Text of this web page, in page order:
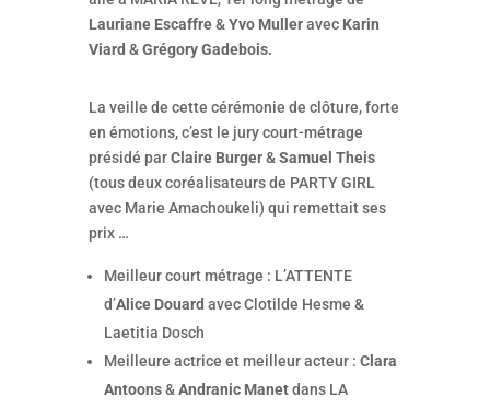
Lauriane Escaffre&Yvo MulleravecKarin
Viard &Grégory Gadebois.
La veille de cette cérémonie de clôture, forte
en émotions, c’est le jury court-métrage
présidé parClaire Burger&Samuel Theis
(tous deux coréalisateurs de PARTY GIRL
avec Marie Amachoukeli) qui remettait ses
prix …
Meilleur court métrage : L’ATTENTE
d’Alice Douard avec Clotilde Hesme &
Laetitia Dosch
Meilleure actrice et meilleur acteur : Clara
Antoons&Andranic Manetdans LA